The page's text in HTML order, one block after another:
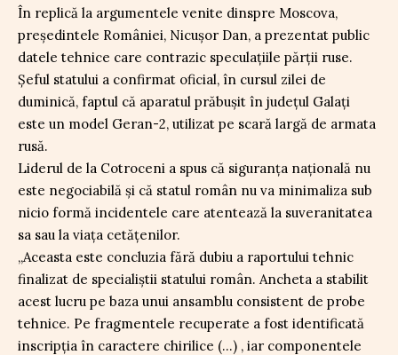
În replică la argumentele venite dinspre Moscova,
președintele României, Nicușor Dan, a prezentat public
datele tehnice care contrazic speculațiile părții ruse.
Șeful statului a confirmat oficial, în cursul zilei de
duminică, faptul că aparatul prăbușit în județul Galați
este un model Geran-2, utilizat pe scară largă de armata
rusă.
Liderul de la Cotroceni a spus că siguranța națională nu
este negociabilă și că statul român nu va minimaliza sub
nicio formă incidentele care atentează la suveranitatea
sa sau la viața cetățenilor.
„Aceasta este concluzia fără dubiu a raportului tehnic
finalizat de specialiștii statului român. Ancheta a stabilit
acest lucru pe baza unui ansamblu consistent de probe
tehnice. Pe fragmentele recuperate a fost identificată
inscripția în caractere chirilice (…) , iar componentele